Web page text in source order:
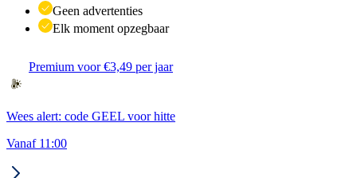
Geen advertenties
Elk moment opzegbaar
Premium voor €3,49 per jaar
Wees alert: code GEEL voor hitte
Vanaf 11:00